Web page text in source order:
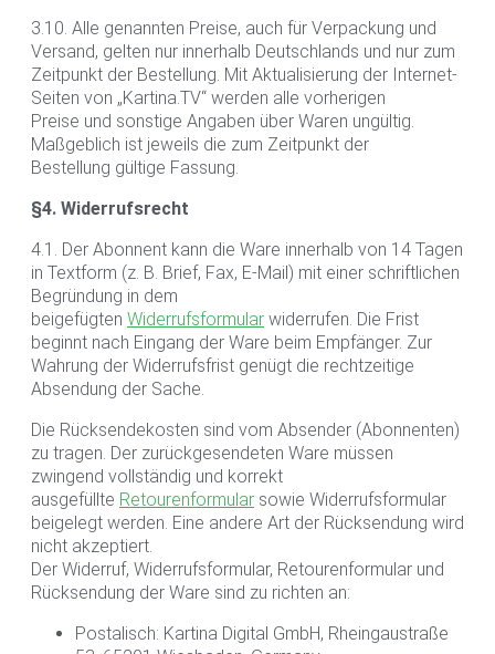
3.10. Alle genannten Preise, auch für Verpackung und
Versand, gelten nur innerhalb Deutschlands und nur zum
Zeitpunkt der Bestellung. Mit Aktualisierung der Internet-
Seiten von „Kartina.TV“ werden alle vorherigen
Preise und sonstige Angaben über Waren ungültig.
Maßgeblich ist jeweils die zum Zeitpunkt der
Bestellung gültige Fassung.
§4. Widerrufsrecht
4.1. Der Abonnent kann die Ware innerhalb von 14 Tagen
in Textform (z. B. Brief, Fax, E-Mail) mit einer schriftlichen
Begründung in dem
beigefügten Widerrufsformular widerrufen. Die Frist
beginnt nach Eingang der Ware beim Empfänger. Zur
Wahrung der Widerrufsfrist genügt die rechtzeitige
Absendung der Sache.
Die Rücksendekosten sind vom Absender (Abonnenten)
zu tragen. Der zurückgesendeten Ware müssen
zwingend vollständig und korrekt
ausgefüllte Retourenformular sowie Widerrufsformular
beigelegt werden. Eine andere Art der Rücksendung wird
nicht akzeptiert.
Der Widerruf, Widerrufsformular, Retourenformular und
Rücksendung der Ware sind zu richten an:
Postalisch: Kartina Digital GmbH, Rheingaustraße